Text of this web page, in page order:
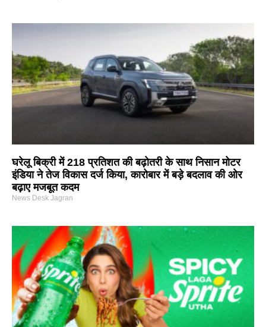
घरेलू बिक्री में 218 प्रतिशत की बढ़ोतरी के साथ निसान मोटर
इंडिया ने तेज विकास दर्ज किया, कारोबार में बड़े बदलाव की ओर
बढ़ाए मजबूत कदम
News Desk Jagran